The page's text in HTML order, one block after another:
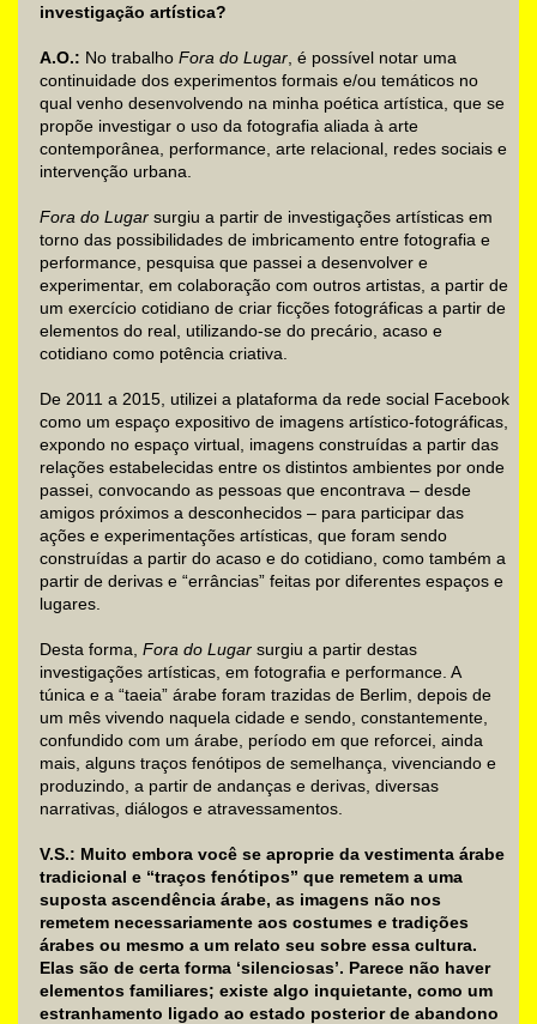
investigação artística?
A.O.: No trabalho Fora do Lugar, é possível notar uma
continuidade dos experimentos formais e/ou temáticos no
qual venho desenvolvendo na minha poética artística, que se
propõe investigar o uso da fotografia aliada à arte
contemporânea, performance, arte relacional, redes sociais e
intervenção urbana.
Fora do Lugarsurgiu a partir de investigações artísticas em
torno das possibilidades de imbricamento entre fotografia e
performance, pesquisa que passei a desenvolver e
experimentar, em colaboração com outros artistas, a partir de
um exercício cotidiano de criar ficções fotográficas a partir de
elementos do real, utilizando-se do precário, acaso e
cotidiano como potência criativa.
De 2011 a 2015, utilizei a plataforma da rede social Facebook
como um espaço expositivo de imagens artístico-fotográficas,
expondo no espaço virtual, imagens construídas a partir das
relações estabelecidas entre os distintos ambientes por onde
passei, convocando as pessoas que encontrava – desde
amigos próximos a desconhecidos – para participar das
ações e experimentações artísticas, que foram sendo
construídas a partir do acaso e do cotidiano, como também a
partir de derivas e “errâncias” feitas por diferentes espaços e
lugares.
Desta forma, Fora do Lugarsurgiu a partir destas
investigações artísticas, em fotografia e performance. A
túnica e a “taeia” árabe foram trazidas de Berlim, depois de
um mês vivendo naquela cidade e sendo, constantemente,
confundido com um árabe, período em que reforcei, ainda
mais, alguns traços fenótipos de semelhança, vivenciando e
produzindo, a partir de andanças e derivas, diversas
narrativas, diálogos e atravessamentos.
V.S.: Muito embora você se aproprie da vestimenta árabe
tradicional e “traços fenótipos” que remetem a uma
suposta ascendência árabe, as imagens não nos
remetem necessariamente aos costumes e tradições
árabes ou mesmo a um relato seu sobre essa cultura.
Elas são de certa forma ‘silenciosas’. Parece não haver
elementos familiares; existe algo inquietante, como um
estranhamento ligado ao estado posterior de abandono